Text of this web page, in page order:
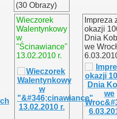
(30 Obrazy)
Wieczorek
Walentynkowy
w
"Ścinawiance"
13.02.2010 r.
Impreza
okazji
Dnia
we